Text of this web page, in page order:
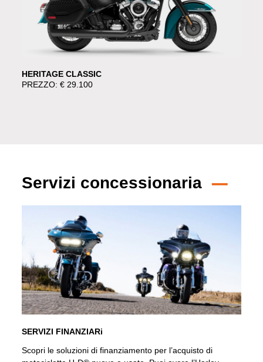
HERITAGE CLASSIC
PREZZO: € 29.100
Servizi concessionaria
SERVIZI FINANZIARi
Scopri le soluzioni di finanziamento per l’acquisto di